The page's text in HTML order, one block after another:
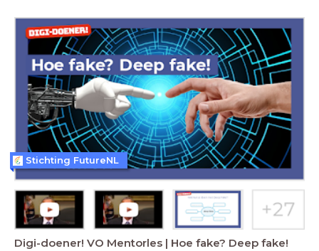
Digi-doener! VO Mentorles | Hoe fake? Deep fake!
Stichting FutureNL